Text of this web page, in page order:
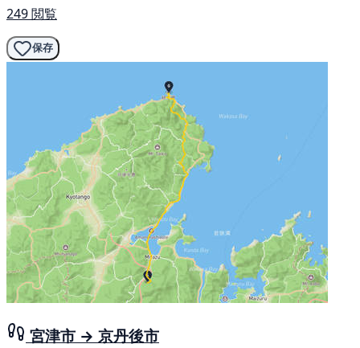
249 閲覧
保存
宮津市 → 京丹後市